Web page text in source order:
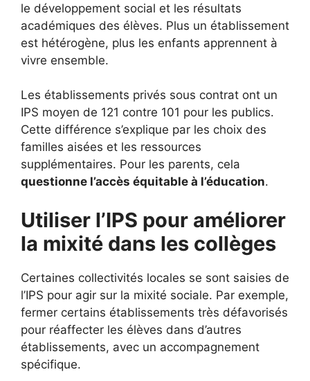
le développement social et les résultats
académiques des élèves. Plus un établissement
est hétérogène, plus les enfants apprennent à
vivre ensemble.
Les établissements privés sous contrat ont un
IPS moyen de 121 contre 101 pour les publics.
Cette différence s’explique par les choix des
familles aisées et les ressources
supplémentaires. Pour les parents, cela
questionne l’accès équitable à l’éducation.
Utiliser l’IPS pour améliorer
la mixité dans les collèges
Certaines collectivités locales se sont saisies de
l’IPS pour agir sur la mixité sociale. Par exemple,
fermer certains établissements très défavorisés
pour réaffecter les élèves dans d’autres
établissements, avec un accompagnement
spécifique.